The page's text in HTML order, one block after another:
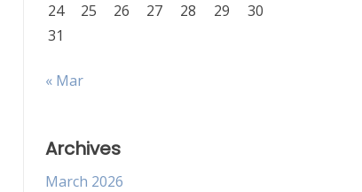
24
25 26 27 28 29
30
31
« Mar
Archives
March 2026